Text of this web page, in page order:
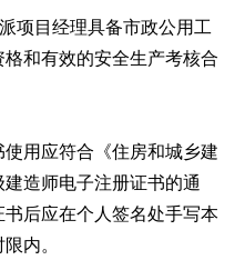
项目经理具备市政公用工
和有效的安全生产考核合
用应符合《住房和城乡建
造师电子注册证书的通
后应在个人签名处手写本
内。